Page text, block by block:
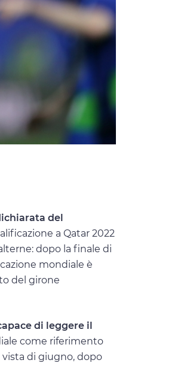
del
a Qatar 2022
dopo la finale di
mondiale è
del girone
di leggere il
come riferimento
di giugno, dopo